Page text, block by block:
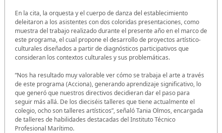
En la cita, la orquesta y el cuerpo de danza del establecimiento
deleitaron a los asistentes con dos coloridas presentaciones, como
muestra del trabajo realizado durante el presente año en el marco de
este programa, el cual propone el desarrollo de proyectos artístico-
culturales diseñados a partir de diagnósticos participativos que
consideran los contextos culturales y sus problemáticas.
“Nos ha resultado muy valorable ver cómo se trabaja el arte a través
de este programa (Acciona), generando aprendizaje significativo, lo
que generó que nuestros directivos decidieran dar el paso para
seguir más allá. De los dieciséis talleres que tiene actualmente el
colegio, ocho son talleres artísticos”, señaló Tania Olmos, encargada
de talleres de habilidades destacadas del Instituto Técnico
Profesional Marítimo.